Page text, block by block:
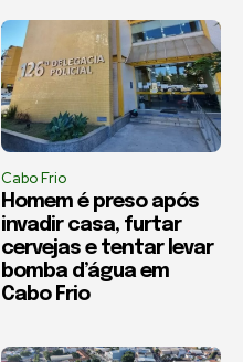
Cabo Frio
Homem é preso após
invadir casa, furtar
cervejas e tentar levar
bomba d’água em
Cabo Frio